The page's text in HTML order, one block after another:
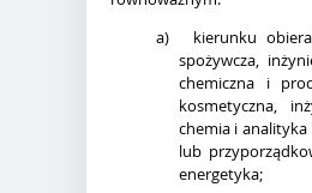
a)
kierunku
spożywcza,
chemiczna i
kosmetyczna,
chemia i analityka
lub
energetyka;